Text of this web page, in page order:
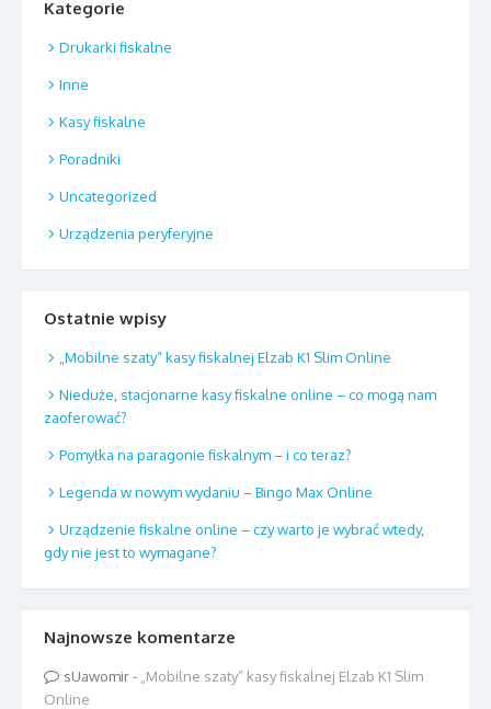
Kategorie
Drukarki fiskalne
Inne
Kasy fiskalne
Poradniki
Uncategorized
Urządzenia peryferyjne
Ostatnie wpisy
„Mobilne szaty” kasy fiskalnej Elzab K1 Slim Online
Nieduże, stacjonarne kasy fiskalne online – co mogą nam
zaoferować?
Pomyłka na paragonie fiskalnym – i co teraz?
Legenda w nowym wydaniu – Bingo Max Online
Urządzenie fiskalne online – czy warto je wybrać wtedy,
gdy nie jest to wymagane?
Najnowsze komentarze
sUawomir- „Mobilne szaty” kasy fiskalnej Elzab K1 Slim
Online